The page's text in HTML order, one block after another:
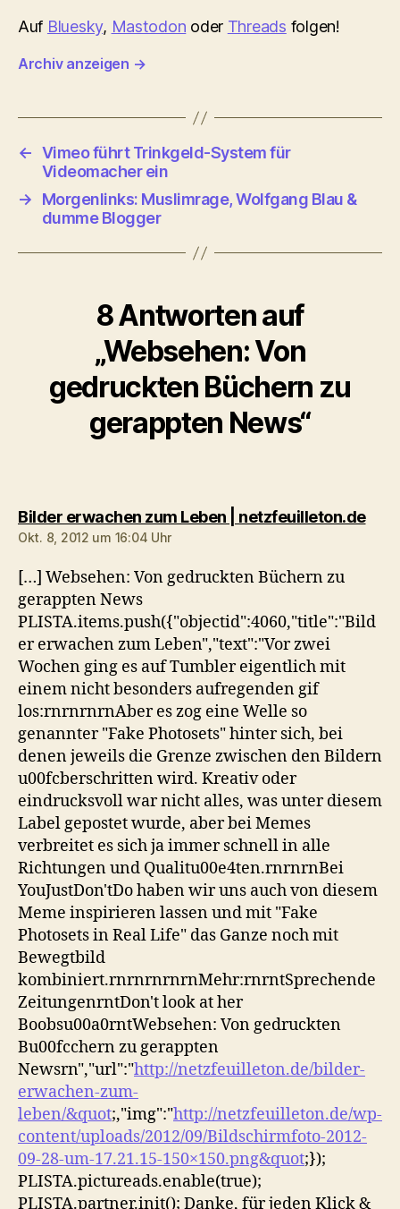
Auf Bluesky, Mastodon oder Threads folgen!
Archiv anzeigen →
← Vimeo führt Trinkgeld-System für
Videomacher ein
→
Morgenlinks: Muslimrage, Wolfgang Blau &
dumme Blogger
8 Antworten auf
„Websehen: Von
gedruckten Büchern zu
gerappten News“
Bilder erwachen zum Leben | netzfeuilleton.de
Okt. 8, 2012 um 16:04 Uhr
[…] Websehen: Von gedruckten Büchern zu
gerappten News
PLISTA.items.push({"objectid":4060,"title":"Bild
er erwachen zum Leben","text":"Vor zwei
Wochen ging es auf Tumbler eigentlich mit
einem nicht besonders aufregenden gif
los:rnrnrnrnAber es zog eine Welle so
genannter "Fake Photosets" hinter sich, bei
denen jeweils die Grenze zwischen den Bildern
u00fcberschritten wird. Kreativ oder
eindrucksvoll war nicht alles, was unter diesem
Label gepostet wurde, aber bei Memes
verbreitet es sich ja immer schnell in alle
Richtungen und Qualitu00e4ten.rnrnrnBei
YouJustDon'tDo haben wir uns auch von diesem
Meme inspirieren lassen und mit "Fake
Photosets in Real Life" das Ganze noch mit
Bewegtbild
kombiniert.rnrnrnrnrnMehr:rnrntSprechende
ZeitungenrntDon't look at her
Boobsu00a0rntWebsehen: Von gedruckten
Bu00fcchern zu gerappten
Newsrn","url":"http://netzfeuilleton.de/bilder-
erwachen-zum-
leben/&quot;,"img":"http://netzfeuilleton.de/wp-
content/uploads/2012/09/Bildschirmfoto-2012-
09-28-um-17.21.15-150×150.png&quot;});
PLISTA.pictureads.enable(true);
PLISTA.partner.init(); Danke, für jeden Klick &